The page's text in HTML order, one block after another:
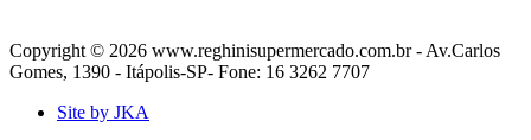
Copyright © 2026 www.reghinisupermercado.com.br - Av.Carlos
Gomes, 1390 - Itápolis-SP- Fone: 16 3262 7707
Site by JKA